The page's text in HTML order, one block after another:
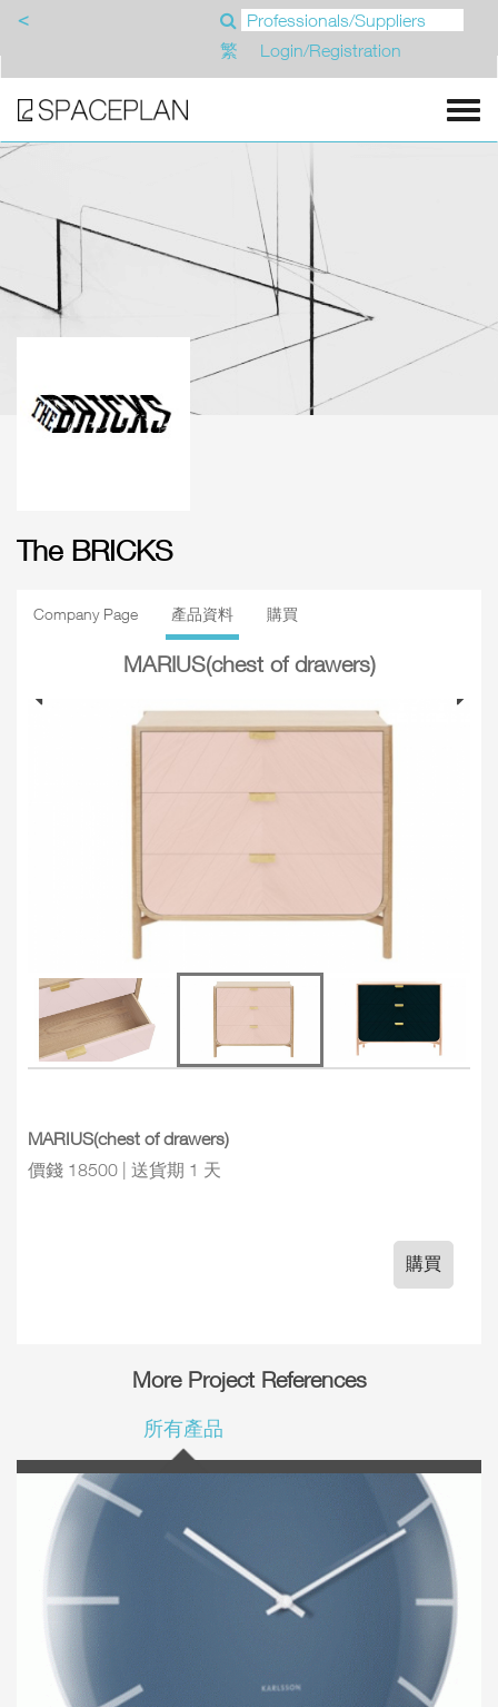
<
繁
Login/Registration
The BRICKS
Company Page 產品資料 購買
MARIUS(chest of drawers)
MARIUS(chest of drawers)
價錢 18500 | 送貨期 1 天
購買
More Project References
所有產品